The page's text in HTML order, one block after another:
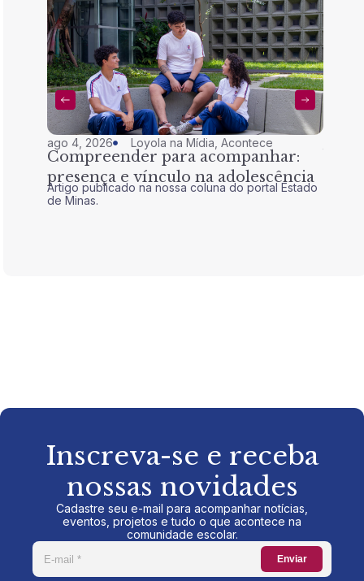
ago 4, 2026 Loyola na Mídia ,Acontece
Compreender para acompanhar:
presença e vínculo na adolescência
Artigo publicado na nossa coluna do portal Estado
de Minas.
Inscreva-se e receba
nossas novidades
Cadastre seu e-mail para acompanhar notícias,
eventos, projetos e tudo o que acontece na
comunidade escolar.
Enviar